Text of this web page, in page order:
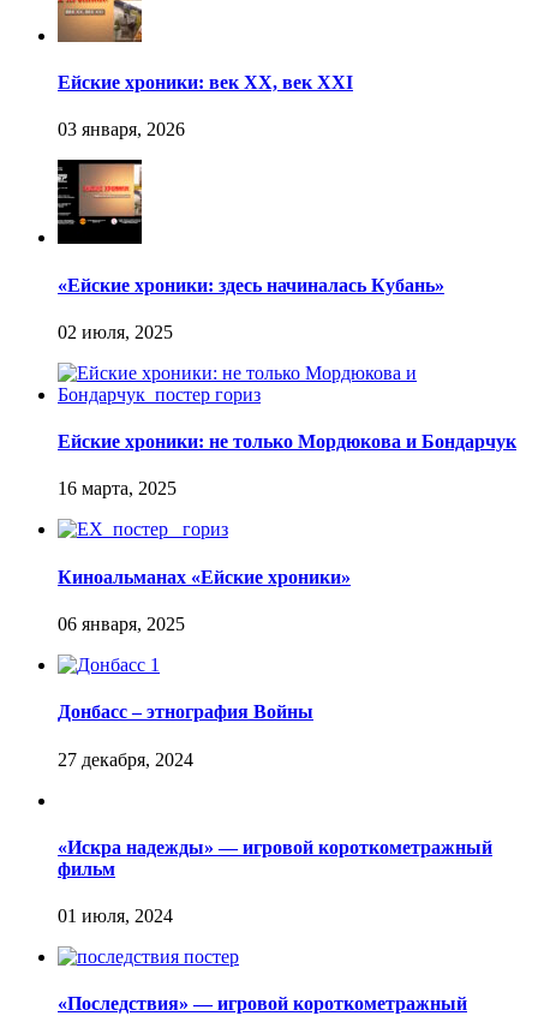
Ейские хроники: век XX, век XXI
«Ейские хроники: здесь начиналась Кубань»
Ейские хроники: не только Мордюкова и Бондарчук
Киноальманах «Ейские хроники»
Донбасс – этнография Войны
«Искра надежды» — игровой короткометражный
фильм
«Последствия» — игровой короткометражный